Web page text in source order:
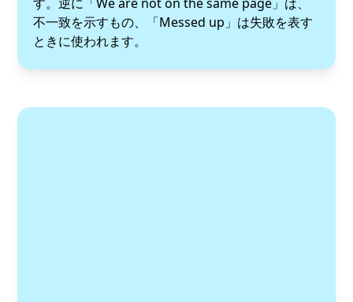
不一致を示すもの、「Messed up」は失敗を表す
ときに使われます。